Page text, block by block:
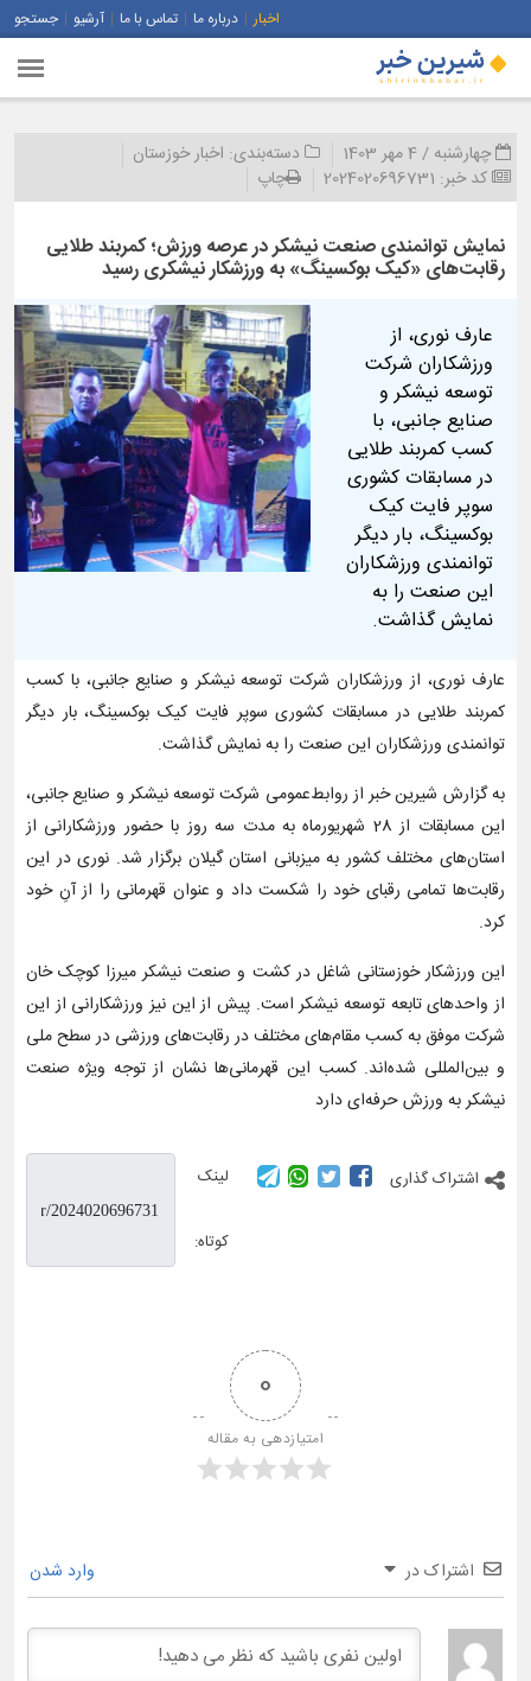
اخبار درباره ما تماس با ما آرشیو جستجو
چهارشنبه / 4 مهر 1403 دسته‌بندی: اخبار خوزستان
کد خبر: 2024020696731 چاپ
نمایش توانمندی صنعت نیشکر در عرصه ورزش؛ کمربند طلایی
رقابت‌های «کیک بوکسینگ» به ورزشکار نیشکری رسید
عارف نوری، از
ورزشکاران شرکت
توسعه نیشکر و
صنایع جانبی، با
کسب کمربند طلایی
در مسابقات کشوری
سوپر فایت کیک
بوکسینگ، بار دیگر
توانمندی ورزشکاران
این صنعت را به
نمایش گذاشت.
عارف نوری، از ورزشکاران شرکت توسعه نیشکر و صنایع جانبی، با کسب
کمربند طلایی در مسابقات کشوری سوپر فایت کیک بوکسینگ، بار دیگر
توانمندی ورزشکاران این صنعت را به نمایش گذاشت.
به گزارش شیرین خبر از روابط‌عمومی شرکت توسعه نیشکر و صنایع جانبی،
این مسابقات از 28 شهریورماه به مدت سه روز با حضور ورزشکارانی از
استان‌های مختلف کشور به میزبانی استان گیلان برگزار شد. نوری در این
رقابت‌ها تمامی رقبای خود را شکست داد و عنوان قهرمانی را از آنِ خود
کرد.
این ورزشکار خوزستانی شاغل در کشت و صنعت نیشکر میرزا کوچک خان
از واحدهای تابعه توسعه نیشکر است. پیش از این نیز ورزشکارانی از این
شرکت موفق به کسب مقام‌های مختلف در رقابت‌های ورزشی در سطح ملی
و بین‌المللی شده‌اند. کسب این قهرمانی‌ها نشان از توجه ویژه صنعت
نیشکر به ورزش حرفه‌ای دارد
اشتراک گذاری لینک
کوتاه:
0
امتیازدهی به مقاله
اشتراک در وارد شدن